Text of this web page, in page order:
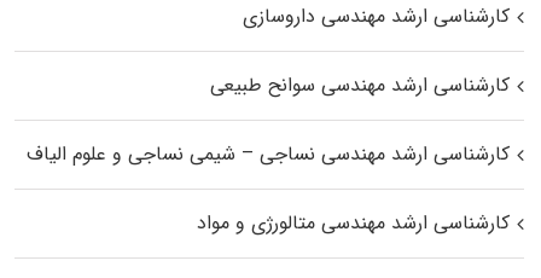
کارشناسی ارشد مهندسی داروسازی
کارشناسی ارشد مهندسی سوانح طبیعی
کارشناسی ارشد مهندسی نساجی – شیمی نساجی و علوم الیاف
کارشناسی ارشد مهندسی متالورژی و مواد